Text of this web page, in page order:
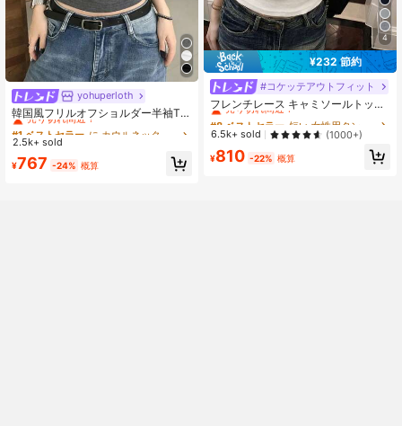
yohuperloth
韓国風フリルオフショルダー半袖Tシ
ャツ、フィットウエストスリミング
多用途トップ カジュアルサマー
#1 ベストセラー
売り切れ間近！
#1 ベストセラー
売り切れ間近！
#1 ベストセラー
売り切れ間近！
#1 ベストセラー
に カウルネック 女性用トップス、ブラウス、Tシャツ
2.5k+ sold
¥767 -24% 概算
4
¥232 節約
#コケッテアウトフィット
フレンチレース キャミソールトップ
パッド入りバスト ホワイト アンダー
シャツ カジュアル
#8 ベストセラー
短い 女性用タンクトップ&キャミス
売り切れ間近！
#8 ベストセラー
売り切れ間近！
#8 ベストセラー
売り切れ間近！
#8 ベストセラー
短い 女性用タンクトップ&キャミス
売り切れ間近！
6.5k+ sold (1000+)
¥810 -22% 概算